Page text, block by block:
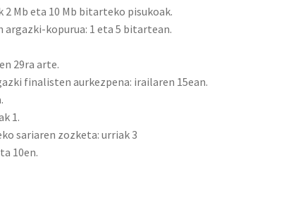
Mb eta 10 Mb bitarteko pisukoak.
kopurua: 1 eta 5 bitartean.
29ra arte.
finalisten aurkezpena: irailaren 15ean.
1.
sariaren zozketa: urriak 3
10en.